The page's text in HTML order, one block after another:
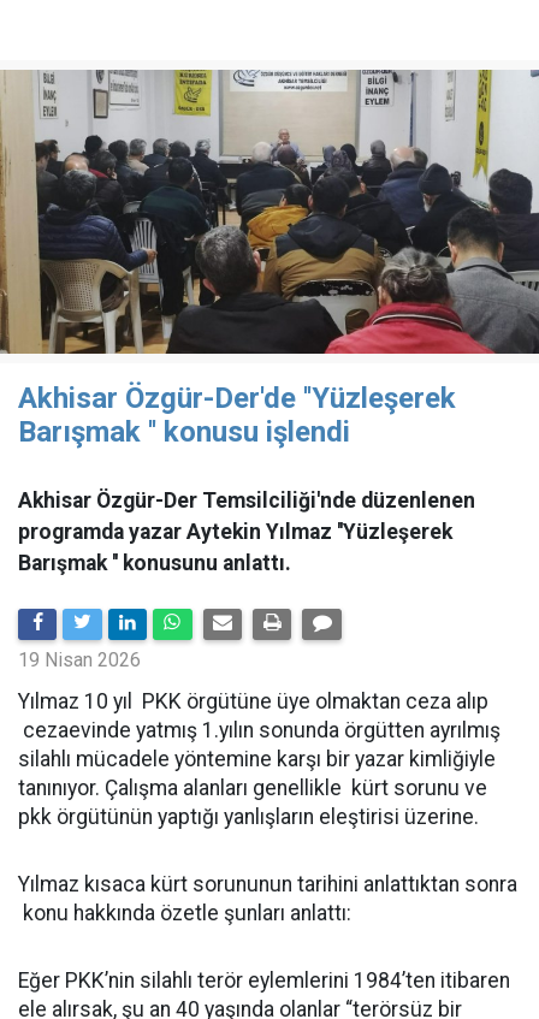
Akhisar Özgür-Der'de ''Yüzleşerek
Barışmak '' konusu işlendi
Akhisar Özgür-Der Temsilciliği'nde düzenlenen
programda yazar Aytekin Yılmaz ''Yüzleşerek
Barışmak '' konusunu anlattı.
19 Nisan 2026
Yılmaz 10 yıl PKK örgütüne üye olmaktan ceza alıp
cezaevinde yatmış 1.yılın sonunda örgütten ayrılmış
silahlı mücadele yöntemine karşı bir yazar kimliğiyle
tanınıyor. Çalışma alanları genellikle kürt sorunu ve
pkk örgütünün yaptığı yanlışların eleştirisi üzerine.
Yılmaz kısaca kürt sorununun tarihini anlattıktan sonra
konu hakkında özetle şunları anlattı:
Eğer PKK’nin silahlı terör eylemlerini 1984’ten itibaren
ele alırsak, şu an 40 yaşında olanlar “terörsüz bir